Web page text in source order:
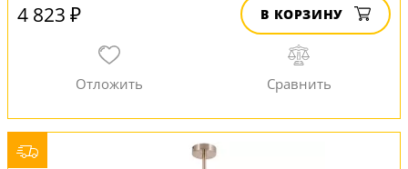
4 823 ₽ В КОРЗИНУ